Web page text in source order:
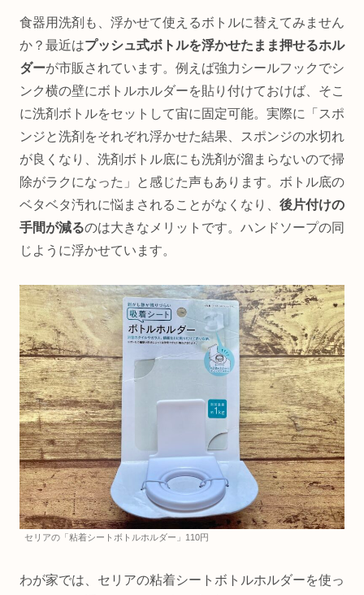
食器用洗剤も、浮かせて使えるボトルに替えてみません
か？最近はプッシュ式ボトルを浮かせたまま押せるホル
ダーが市販されています。例えば強力シールフックでシ
ンク横の壁にボトルホルダーを貼り付けておけば、そこ
に洗剤ボトルをセットして宙に固定可能。実際に「スポ
ンジと洗剤をそれぞれ浮かせた結果、スポンジの水切れ
が良くなり、洗剤ボトル底にも洗剤が溜まらないので掃
除がラクになった」と感じた声もあります。ボトル底の
ベタベタ汚れに悩まされることがなくなり、 後片付けの
手間が減るのは大きなメリットです。ハンドソープの同
じように浮かせています。
セリアの「粘着シートボトルホルダー」110円
わが家では、セリアの粘着シートボトルホルダーを使っ